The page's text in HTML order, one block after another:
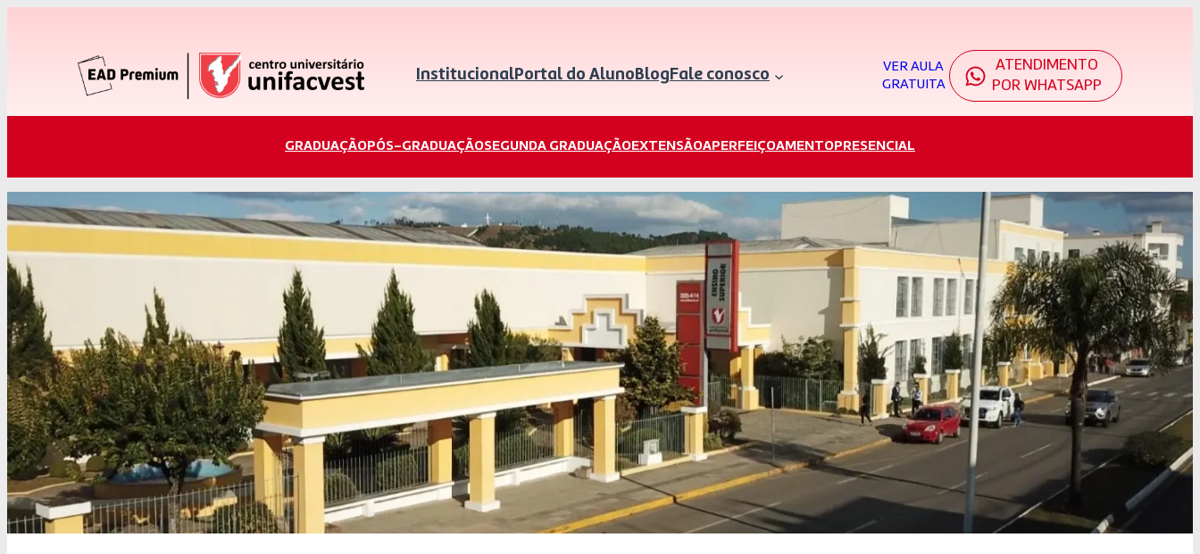
InstitucionalPortal do AlunoBlogFale conosco
VER AULA
GRATUITA
ATENDIMENTO
POR WHATSAPP
GRADUAÇÃOPÓS-GRADUAÇÃOSEGUNDA GRADUAÇÃOEXTENSÃOAPERFEIÇOAMENTOPRESENCIAL